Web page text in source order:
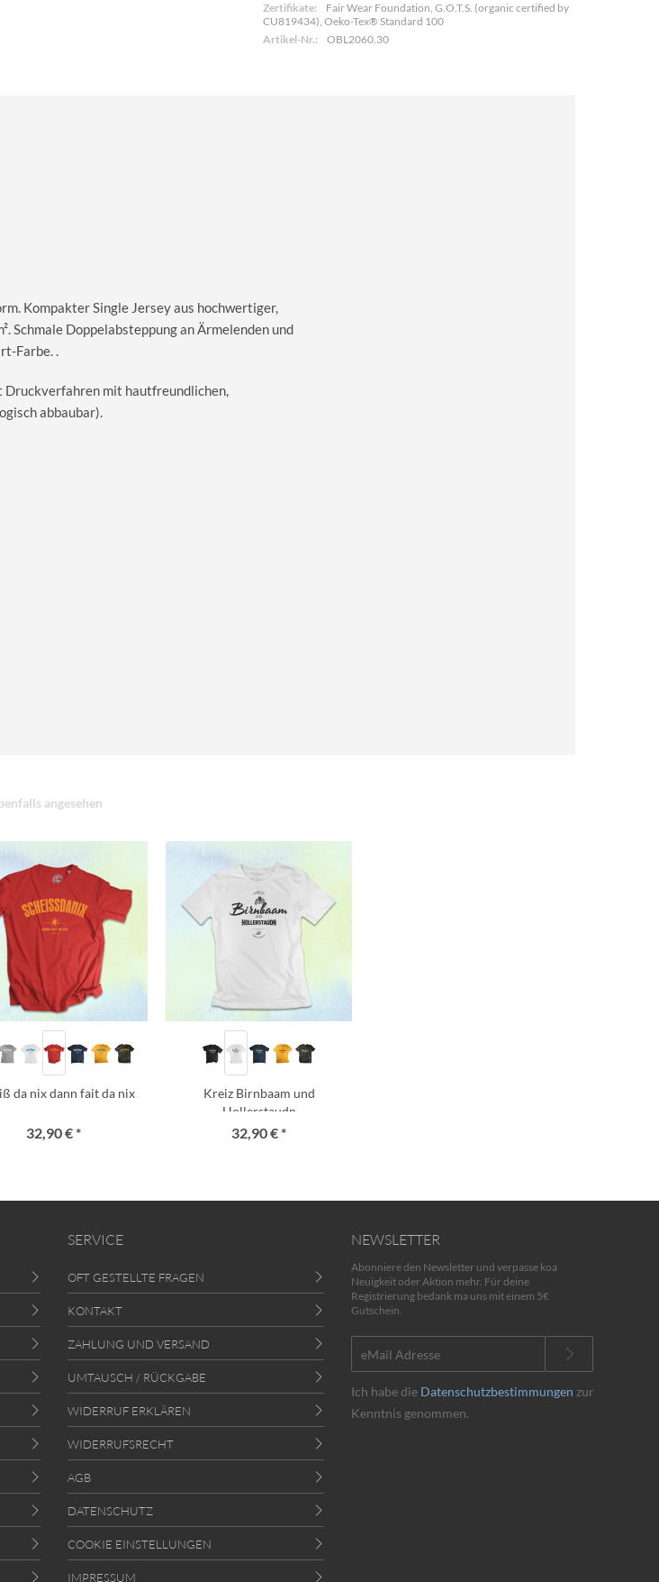
Zertifikate:
Fair Wear Foundation, G.O.T.S. (organic certified by
CU819434), Oeko-Tex® Standard 100
Artikel-Nr.:
OBL2060.30
Kompakter Single Jersey aus hochwertiger,
Schmale Doppelabsteppung an Ärmelenden und
Farbe. .
mit hautfreundlichen,
abbaubar).
angesehen
da nix dann fait da nix
32,90 € *
Kreiz Birnbaam und
Hollerstaudn
32,90 € *
SERVICE
OFT GESTELLTE FRAGEN
KONTAKT
ZAHLUNG UND VERSAND
UMTAUSCH / RÜCKGABE
WIDERRUF ERKLÄREN
WIDERRUFSRECHT
AGB
DATENSCHUTZ
COOKIE EINSTELLUNGEN
IMPRESSUM
NEWSLETTER
Abonniere den Newsletter und verpasse koa
Neuigkeit oder Aktion mehr. Für deine
Registrierung bedank ma uns mit einem 5€
Gutschein.
Ich habe die Datenschutzbestimmungen zur
Kenntnis genommen.